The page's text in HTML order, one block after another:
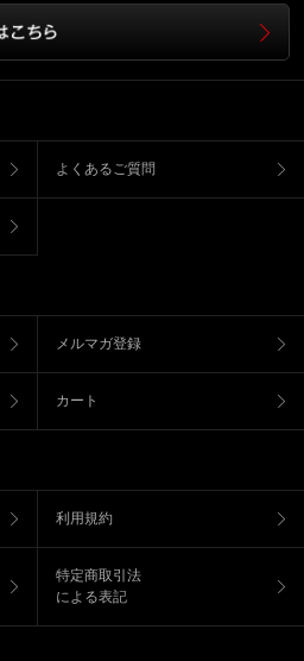
よくあるご質問
メルマガ登録
カート
利用規約
特定商取引法
による表記